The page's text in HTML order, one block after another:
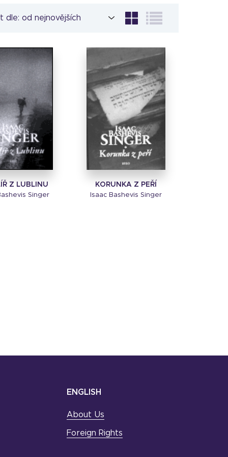
dle:
Z LUBLINU
Singer
KORUNKA Z PEŘÍ
Isaac Bashevis Singer
ENGLISH
About Us
Foreign Rights